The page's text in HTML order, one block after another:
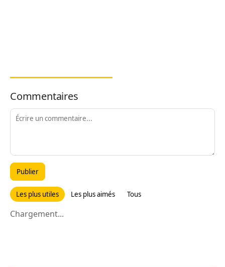
Commentaires
Publier
Les plus utiles Les plus aimés Tous
Chargement...